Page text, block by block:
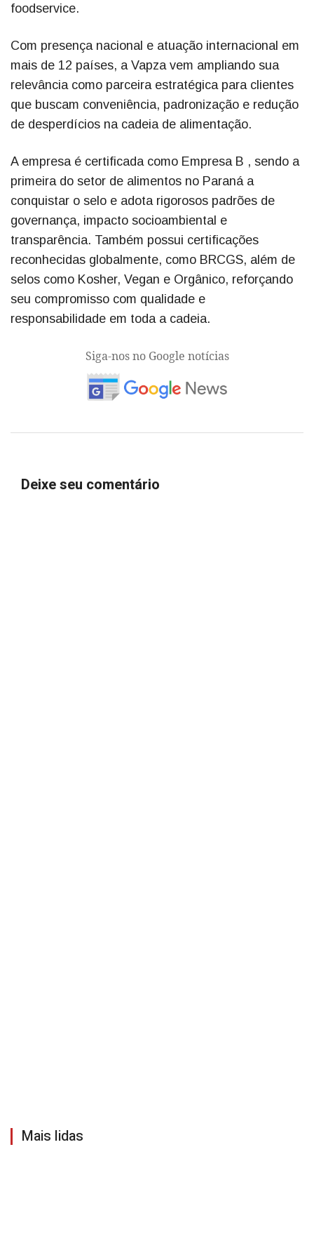
foodservice.
Com presença nacional e atuação internacional em
mais de 12 países, a Vapza vem ampliando sua
relevância como parceira estratégica para clientes
que buscam conveniência, padronização e redução
de desperdícios na cadeia de alimentação.
A empresa é certificada como Empresa B , sendo a
primeira do setor de alimentos no Paraná a
conquistar o selo e adota rigorosos padrões de
governança, impacto socioambiental e
transparência. Também possui certificações
reconhecidas globalmente, como BRCGS, além de
selos como Kosher, Vegan e Orgânico, reforçando
seu compromisso com qualidade e
responsabilidade em toda a cadeia.
Siga-nos no Google notícias
Deixe seu comentário
Mais lidas